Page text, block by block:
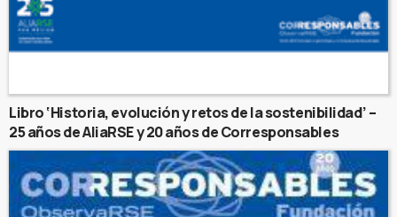
Libro ‘Historia, evolución y retos de la sostenibilidad’ –
25 años de AliaRSE y 20 años de Corresponsables